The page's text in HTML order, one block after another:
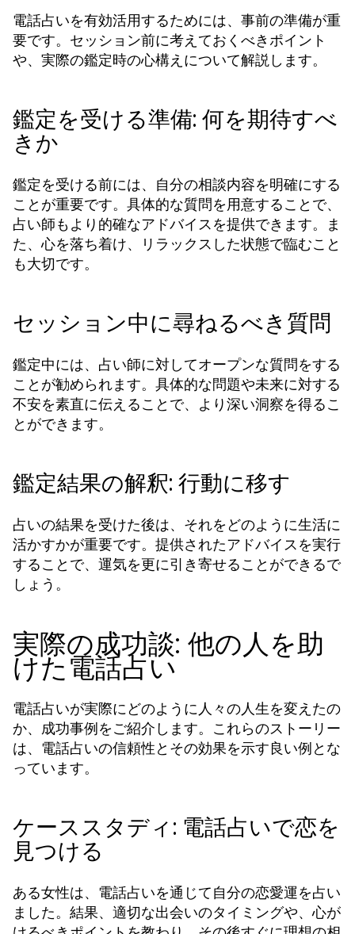
電話占いを有効活用するためには、事前の準備が重
要です。セッション前に考えておくべきポイント
や、実際の鑑定時の心構えについて解説します。
鑑定を受ける準備: 何を期待すべ
きか
鑑定を受ける前には、自分の相談内容を明確にする
ことが重要です。具体的な質問を用意することで、
占い師もより的確なアドバイスを提供できます。ま
た、心を落ち着け、リラックスした状態で臨むこと
も大切です。
セッション中に尋ねるべき質問
鑑定中には、占い師に対してオープンな質問をする
ことが勧められます。具体的な問題や未来に対する
不安を素直に伝えることで、より深い洞察を得るこ
とができます。
鑑定結果の解釈: 行動に移す
占いの結果を受けた後は、それをどのように生活に
活かすかが重要です。提供されたアドバイスを実行
することで、運気を更に引き寄せることができるで
しょう。
実際の成功談: 他の人を助
けた電話占い
電話占いが実際にどのように人々の人生を変えたの
か、成功事例をご紹介します。これらのストーリー
は、電話占いの信頼性とその効果を示す良い例とな
っています。
ケーススタディ: 電話占いで恋を
見つける
ある女性は、電話占いを通じて自分の恋愛運を占い
ました。結果、適切な出会いのタイミングや、心が